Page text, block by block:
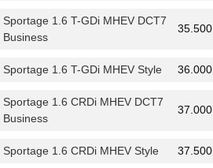
Sportage 1.6 T-GDi MHEV DCT7
Business
35.500
Sportage 1.6 T-GDi MHEV Style 36.000
Sportage 1.6 CRDi MHEV DCT7
Business
37.000
Sportage 1.6 CRDi MHEV Style 37.500